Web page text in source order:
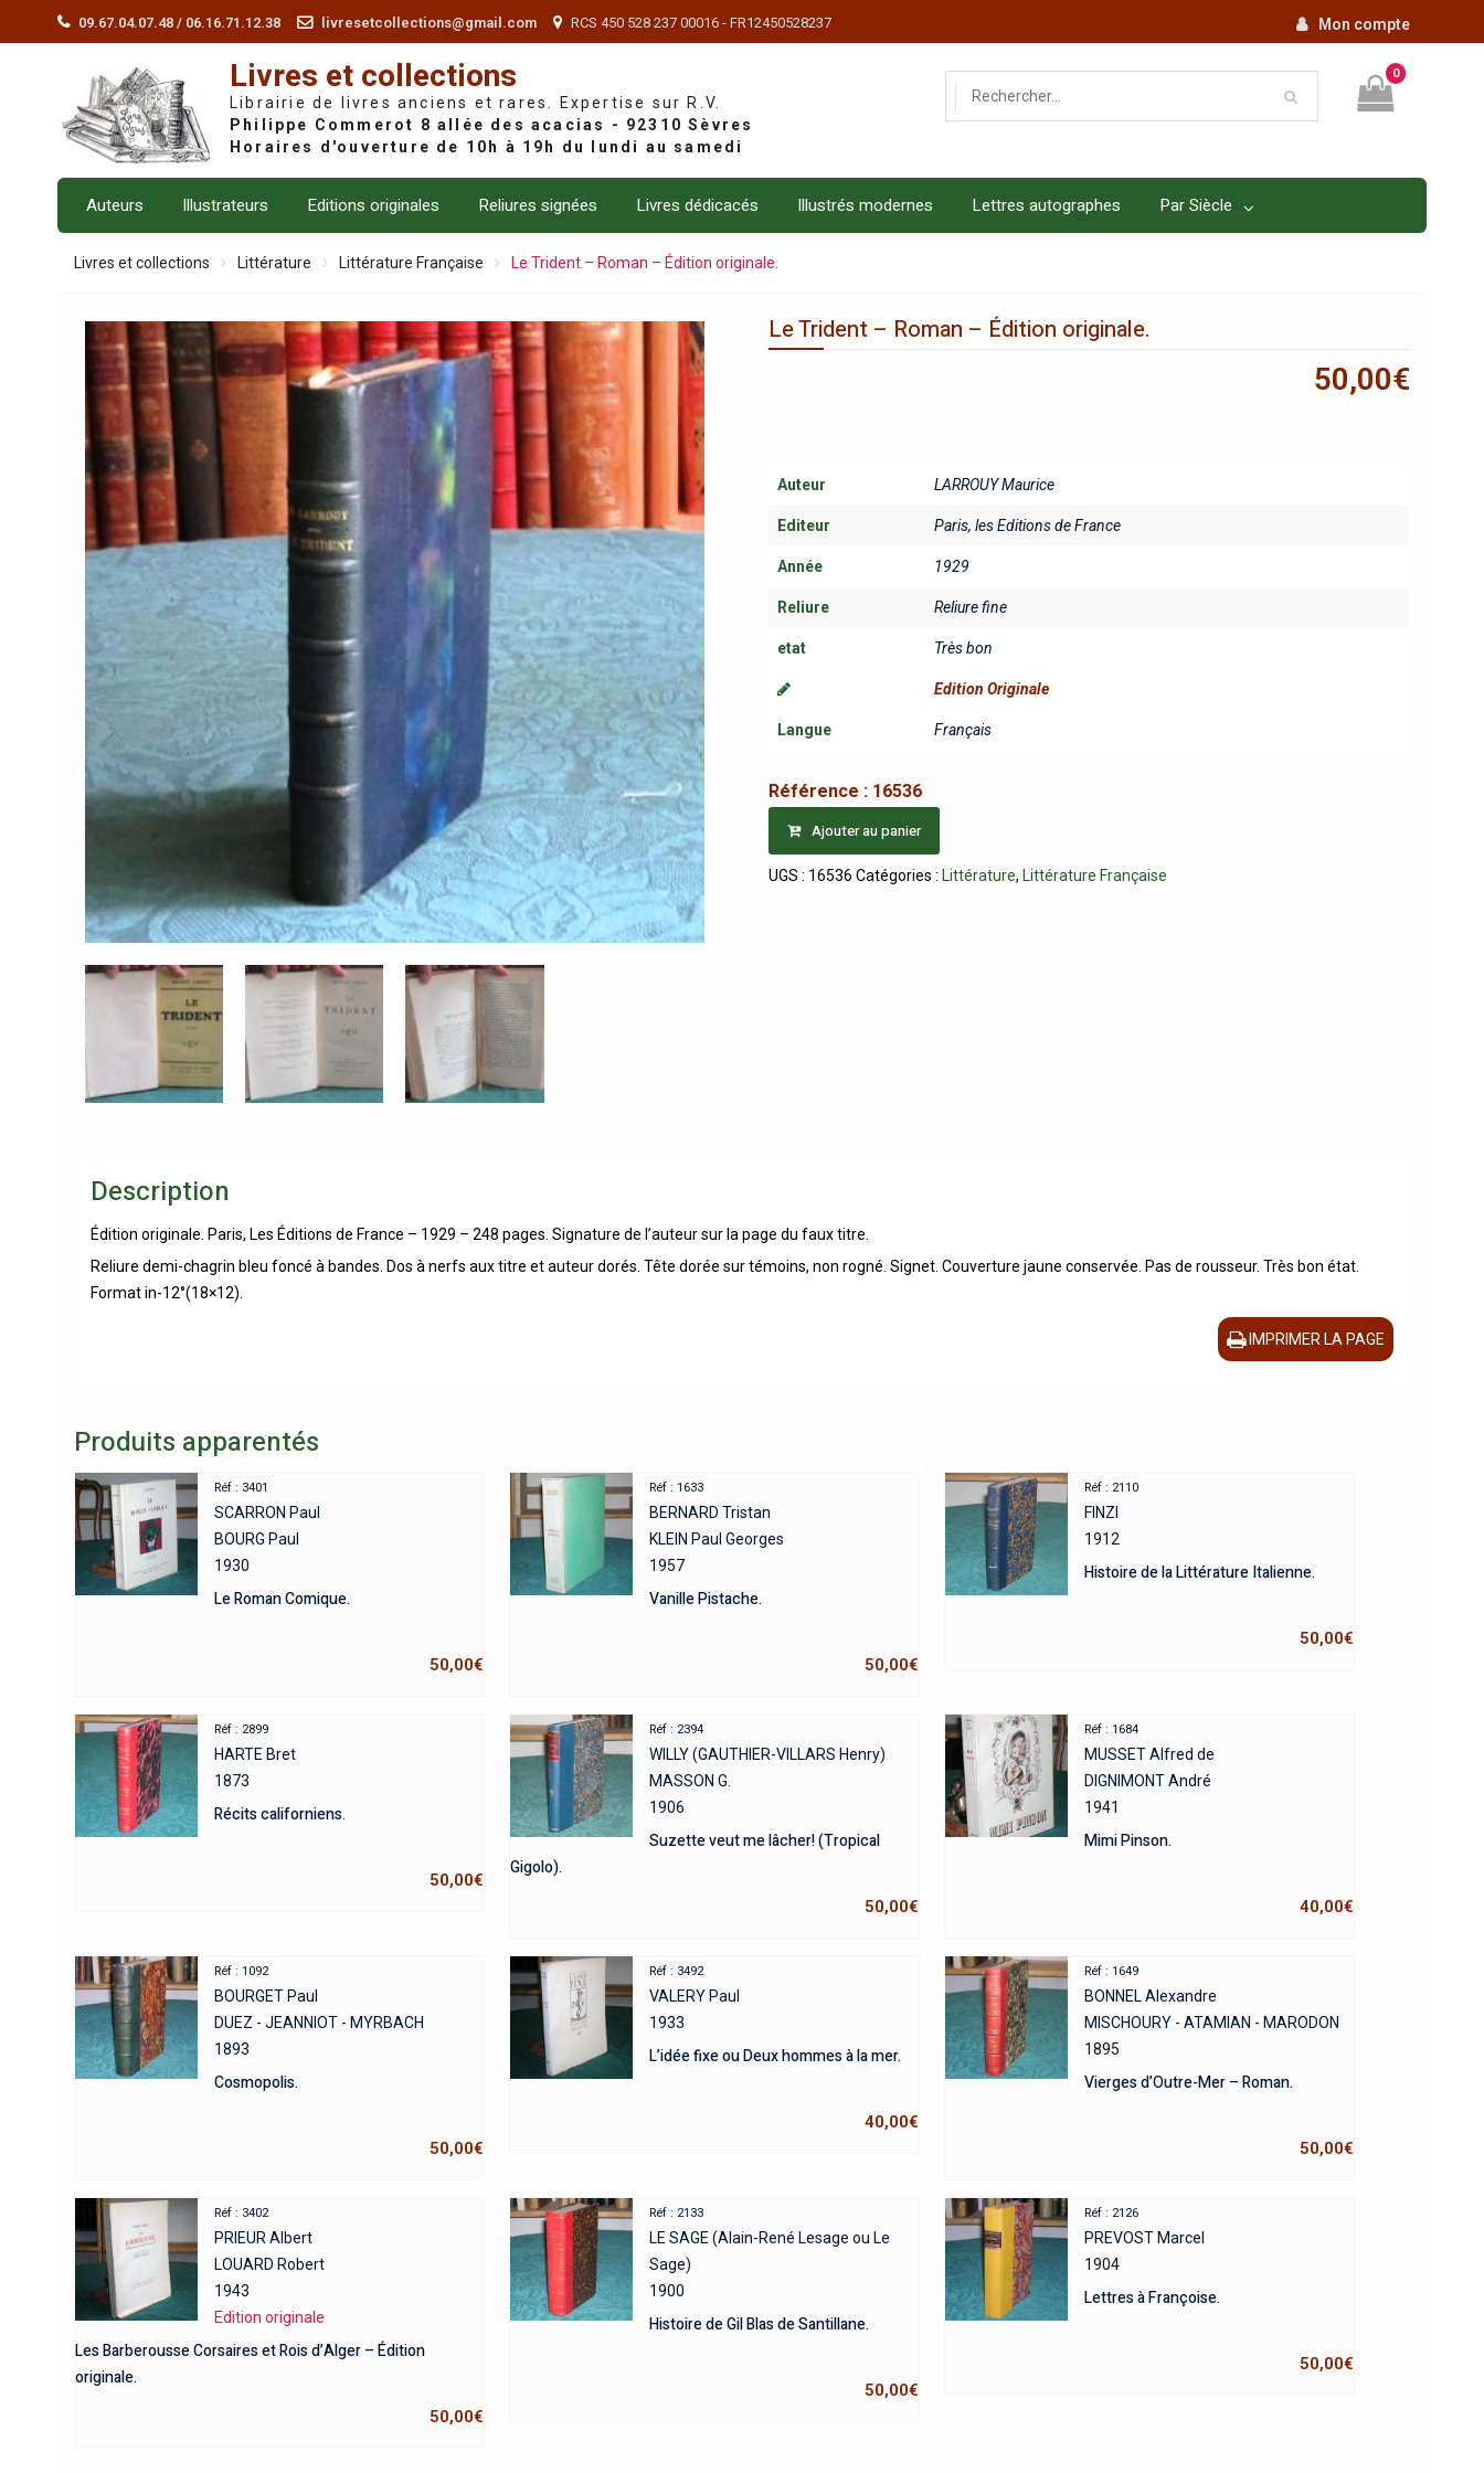
09.67.04.07.48 / 06.16.71.12.38 livresetcollections@gmail.com RCS 450 528 237 00016 - FR12450528237 Mon compte
Livres et collections
Librairie de livres anciens et rares. Expertise sur R.V.
0
Auteurs Illustrateurs Editions originales Reliures signées Livres dédicacés Illustrés modernes Lettres autographes Par Siècle
Livres et collections Littérature Littérature Française Le Trident – Roman – Édition originale.
Le Trident – Roman – Édition originale.
50,00€
Auteur LARROUY Maurice
Editeur Paris, les Editions de France
Année 1929
Reliure Reliure fine
etat Très bon
Edition Originale
Langue Français
Référence : 16536
Ajouter au panier
UGS : 16536 Catégories : Littérature, Littérature Française
Description
Édition originale. Paris, Les Éditions de France – 1929 – 248 pages. Signature de l’auteur sur la page du faux titre.
Reliure demi-chagrin bleu foncé à bandes. Dos à nerfs aux titre et auteur dorés. Tête dorée sur témoins, non rogné. Signet. Couverture jaune conservée. Pas de rousseur. Très bon état.
Format in-12°(18×12).
IMPRIMER LA PAGE
Produits apparentés
Réf : 3401
SCARRON Paul
BOURG Paul
1930
Le Roman Comique.
50,00€
Réf : 1633
BERNARD Tristan
KLEIN Paul Georges
1957
Vanille Pistache.
50,00€
Réf : 2110
FINZI
1912
Histoire de la Littérature Italienne.
50,00€
Réf : 2899
HARTE Bret
1873
Récits californiens.
50,00€
Réf : 2394
WILLY (GAUTHIER-VILLARS Henry)
MASSON G.
1906
Suzette veut me lâcher! (Tropical
Gigolo).
50,00€
Réf : 1684
MUSSET Alfred de
DIGNIMONT André
1941
Mimi Pinson.
40,00€
Réf : 1092
BOURGET Paul
DUEZ - JEANNIOT - MYRBACH
1893
Cosmopolis.
50,00€
Réf : 3492
VALERY Paul
1933
L’idée fixe ou Deux hommes à la mer.
40,00€
Réf : 1649
BONNEL Alexandre
MISCHOURY - ATAMIAN - MARODON
1895
Vierges d’Outre-Mer – Roman.
50,00€
Réf : 3402
PRIEUR Albert
LOUARD Robert
1943
Edition originale
Les Barberousse Corsaires et Rois d’Alger – Édition
originale.
50,00€
Réf : 2133
LE SAGE (Alain-René Lesage ou Le
Sage)
1900
Histoire de Gil Blas de Santillane.
50,00€
Réf : 2126
PREVOST Marcel
1904
Lettres à Françoise.
50,00€